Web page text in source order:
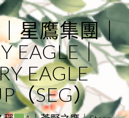
星鷹集團｜
EAGLE｜
EAGLE
（SEG）